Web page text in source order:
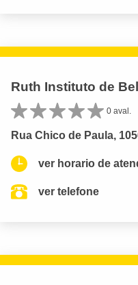
Ruth Instituto de
0 aval.
Rua Chico de Paula,
ver horario de
ver telefone